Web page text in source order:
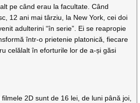
pe când erau la facultate. Când
12 ani mai târziu, la New York, cei doi
adulterini “în serie”. Ei se reapropie
într-o prietenie platonică, fiecare
celălalt în eforturile lor de a-și găsi
2D sunt de 16 lei, de luni până joi,